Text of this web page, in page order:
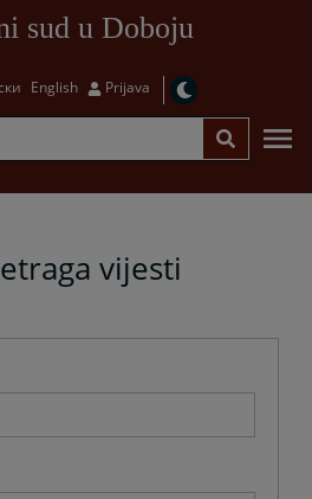
sud u Doboju
English Prijava
vijesti